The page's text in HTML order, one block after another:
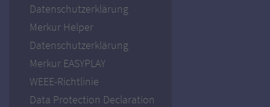
Datenschutzerklärung
Merkur Helper
Datenschutzerklärung
Merkur EASYPLAY
WEEE-Richtlinie
Data Protection Declaration